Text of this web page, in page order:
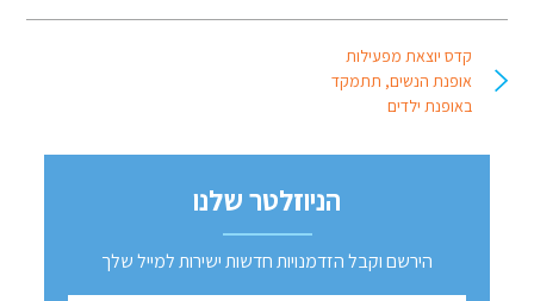
קדס יוצאת מפעילות
אופנת הנשים, תתמקד
באופנת ילדים
הניוזלטר שלנו
הירשם וקבל הזדמנויות חדשות ישירות למייל שלך